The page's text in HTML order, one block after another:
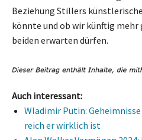
Beziehung Stillers
könnte und ob wir künftig
beiden erwarten dürfen.
Auch interessant:
Wladimir Putin:
reich er wirklich ist